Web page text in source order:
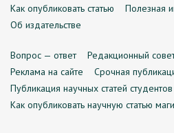
Как опубликовать статью
Полезная
Об издательстве
Вопрос — ответ Редакционный
Реклама на сайте
Срочная
Публикация научных статей студентов
Как опубликовать научную статью